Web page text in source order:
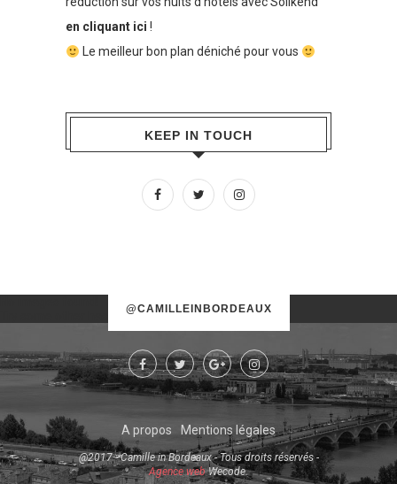
en cliquant ici !
Le meilleur bon plan déniché pour vous
KEEP IN TOUCH
@CAMILLEINBORDEAUX
Try some other hashtag or username
A propos Mentions légales
@2017 - Camille in Bordeaux - Tous droits réservés -
Agence webWecode.